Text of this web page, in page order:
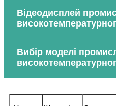
Відеодисплей
Вибір моделі